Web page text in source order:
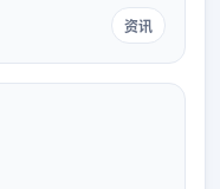
资讯